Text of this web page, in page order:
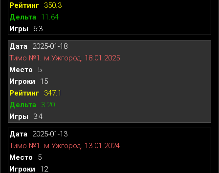
350.3
11.64
6:3
2025-01-18
Тимо №1. м.Ужгород. 18.01.2025
5
15
347.1
3.20
3:4
2025-01-13
Тимо №1. м.Ужгород. 13.01.2024
5
12